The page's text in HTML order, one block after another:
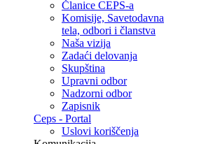
Članice CEPS-a
Komisije, Savetodavna
tela, odbori i članstva
Naša vizija
Zadaći delovanja
Skupština
Upravni odbor
Nadzorni odbor
Zapisnik
Ceps - Portal
Uslovi koriščenja